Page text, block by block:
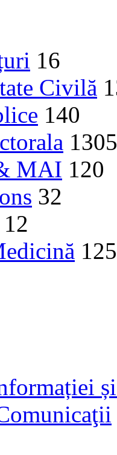
16
Civilă
140
1305
MAI 120
32
12
125